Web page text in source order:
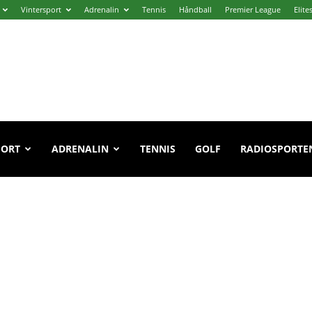
Vintersport Adrenalin Tennis Håndball Premier League
ADRENALIN TENNIS GOLF